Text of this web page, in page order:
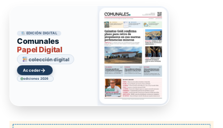
EDICIÓN DIGITAL
Comunales
Papel Digital
colección digital
Acceder→
ediciones 2026